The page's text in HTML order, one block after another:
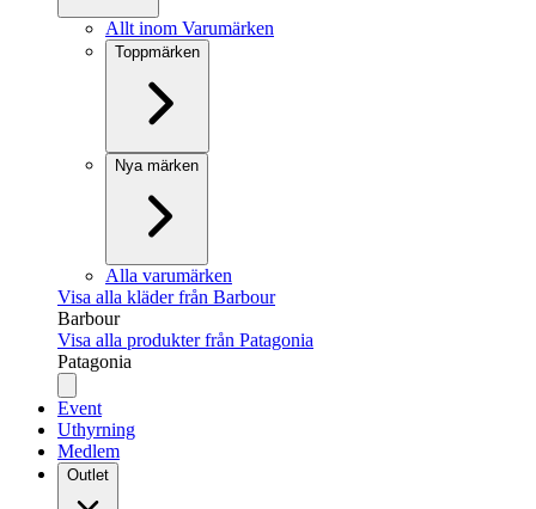
Allt inom Varumärken
Toppmärken
Nya märken
Alla varumärken
Visa alla kläder från Barbour
Barbour
Visa alla produkter från Patagonia
Patagonia
Event
Uthyrning
Medlem
Outlet